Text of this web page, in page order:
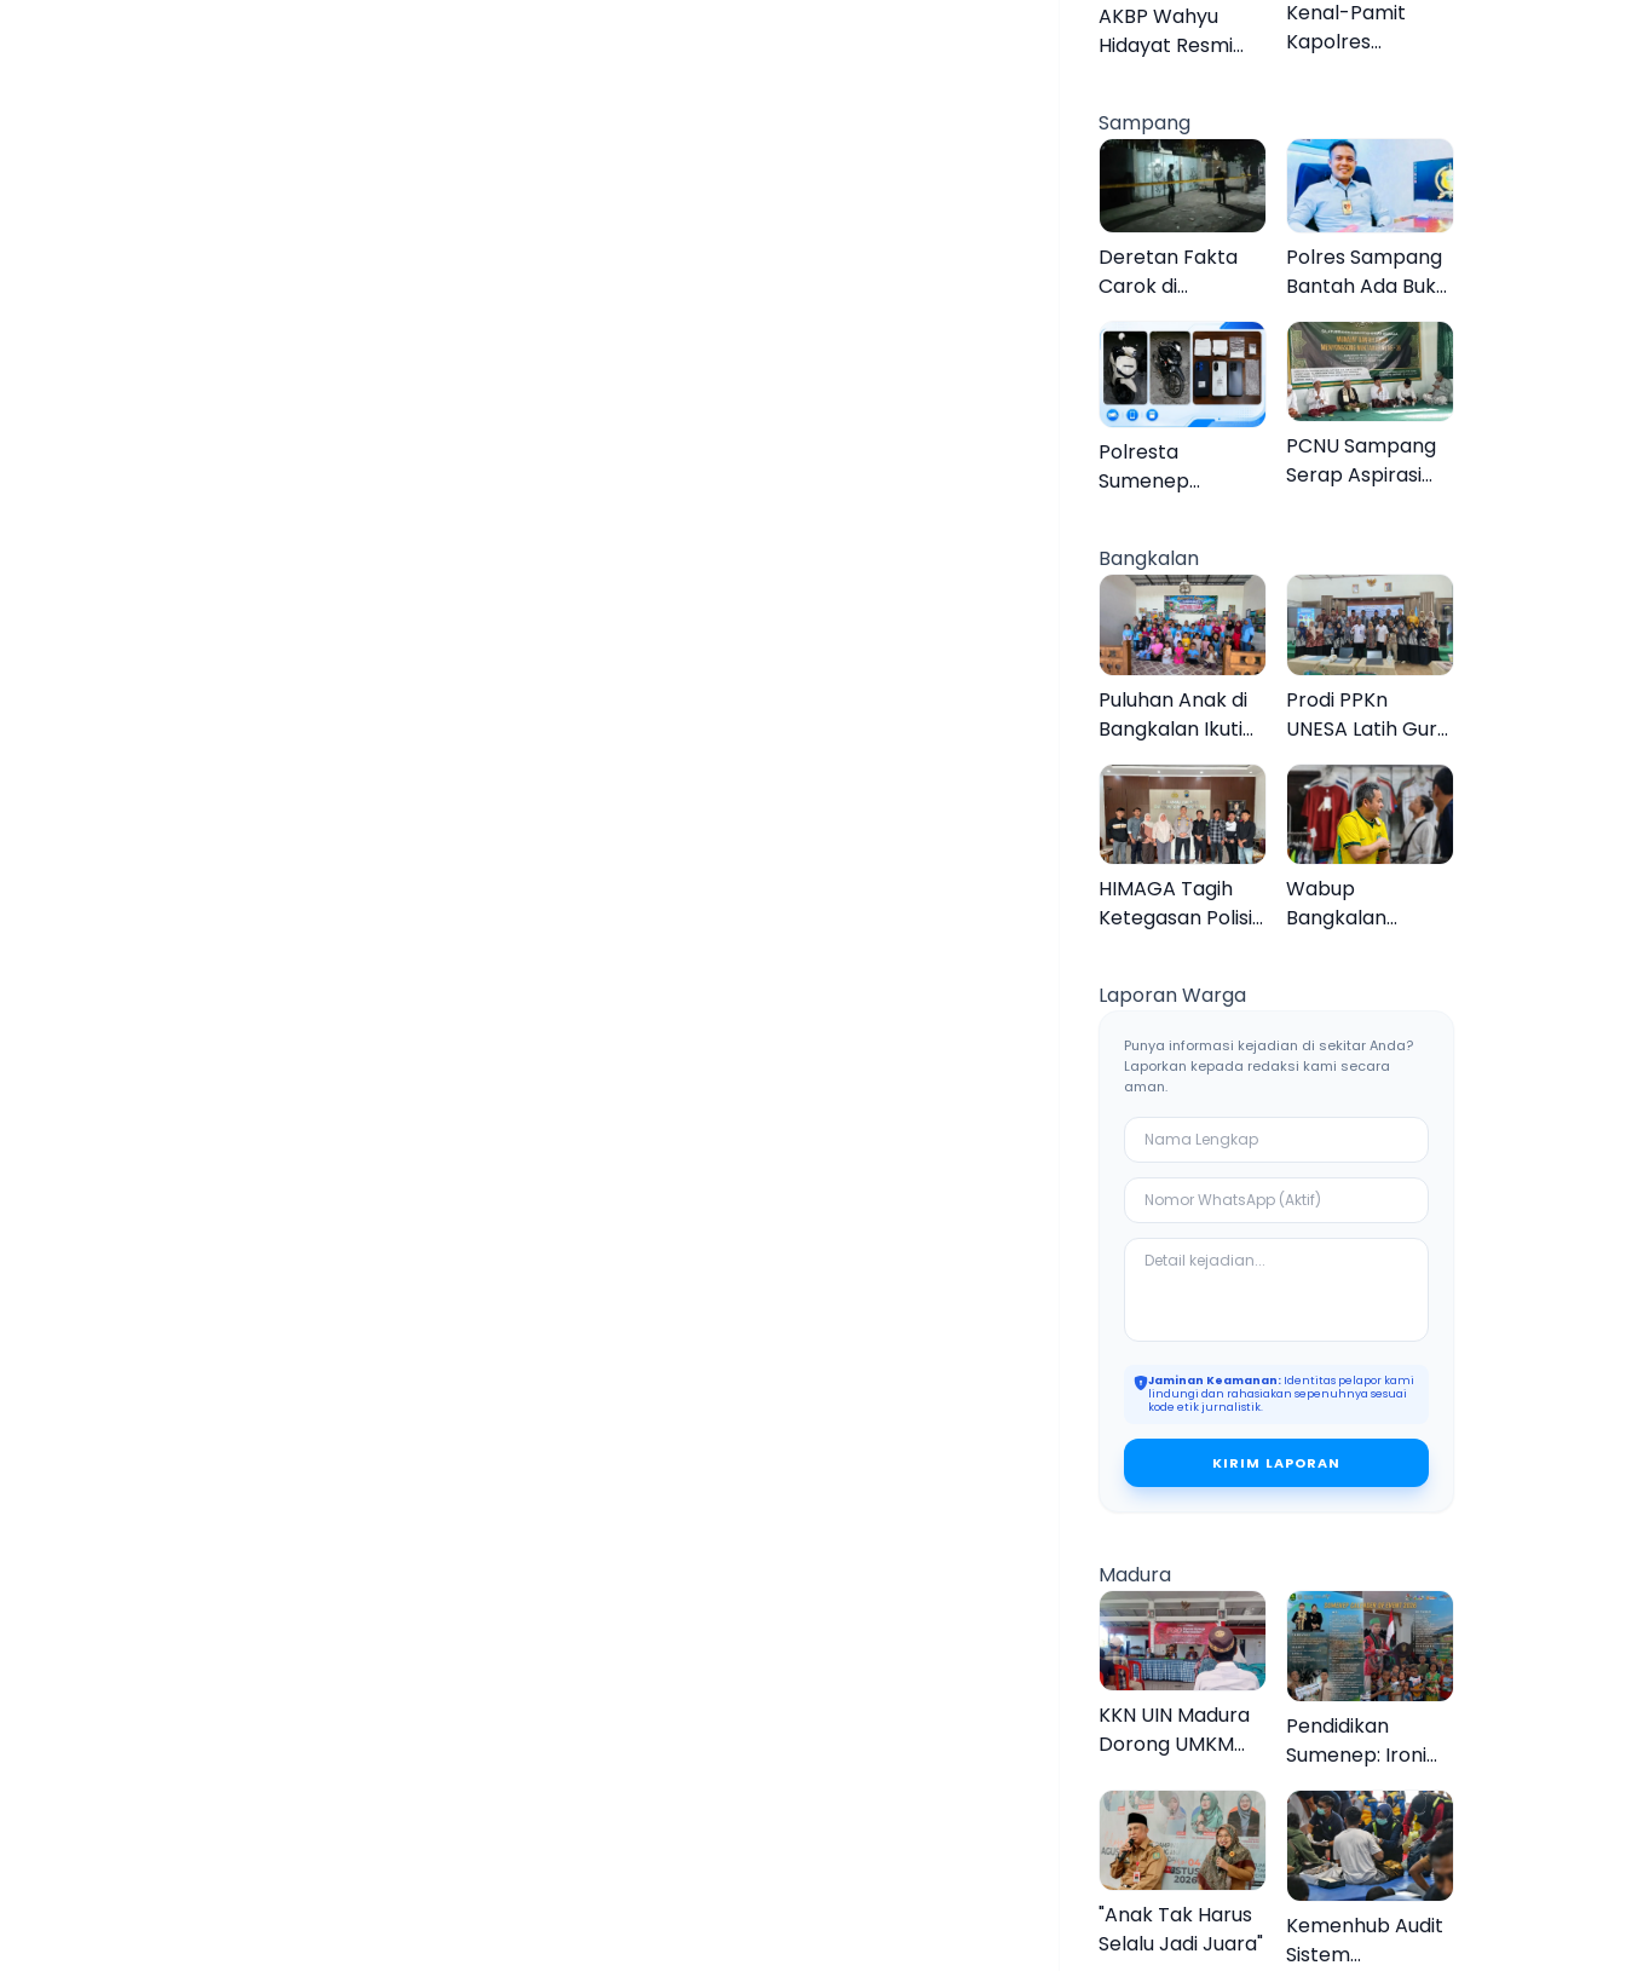
Organisasi
AKBP Wahyu
Hidayat Resmi
Disambut Tradisi
Gerbang Pora
Kenal-Pamit
Kapolres
Cenderamata
untuk AKBP
Hendra
Sampang
Deretan Fakta
Carok di
60 Tahun Duel
Melawan 2 Pria
Polres Sampang
Bantah Ada Bukti
Kasus Rudapaksa
Anak 27
Tersangka
Polresta
Sumenep
Sampang, Tiga
Pengedar
Ditangkap
PCNU Sampang
Serap Aspirasi
Bangkalan
Puluhan Anak di
Bangkalan Ikuti
Lomba Mewarnai
Bertema Liburan
Keluarga
Prodi PPKn
UNESA Latih Guru
PPKn Bangkalan
dengan
Pembelajaran
Inovasi Teknologi
HIMAGA Tagih
Ketegasan Polisi
Galis Bangkalan
Wabup
Bangkalan
Ketiban Berkah
Laporan Warga
Punya informasi kejadian di sekitar Anda?
Laporkan kepada redaksi kami secara
aman.
Jaminan Keamanan: Identitas pelapor kami
lindungi dan rahasiakan sepenuhnya sesuai
kode etik jurnalistik.
KIRIM LAPORAN
Madura
KKN UIN Madura
Dorong UMKM
Naik Kelas
Pendidikan
Sumenep: Ironi
13.095 Anak Tidak
Sekolah
Menyaksikan
Semarak Festival
Kalender Event
2026
"Anak Tak Harus
Selalu Jadi Juara"
Kemenhub Audit
Sistem